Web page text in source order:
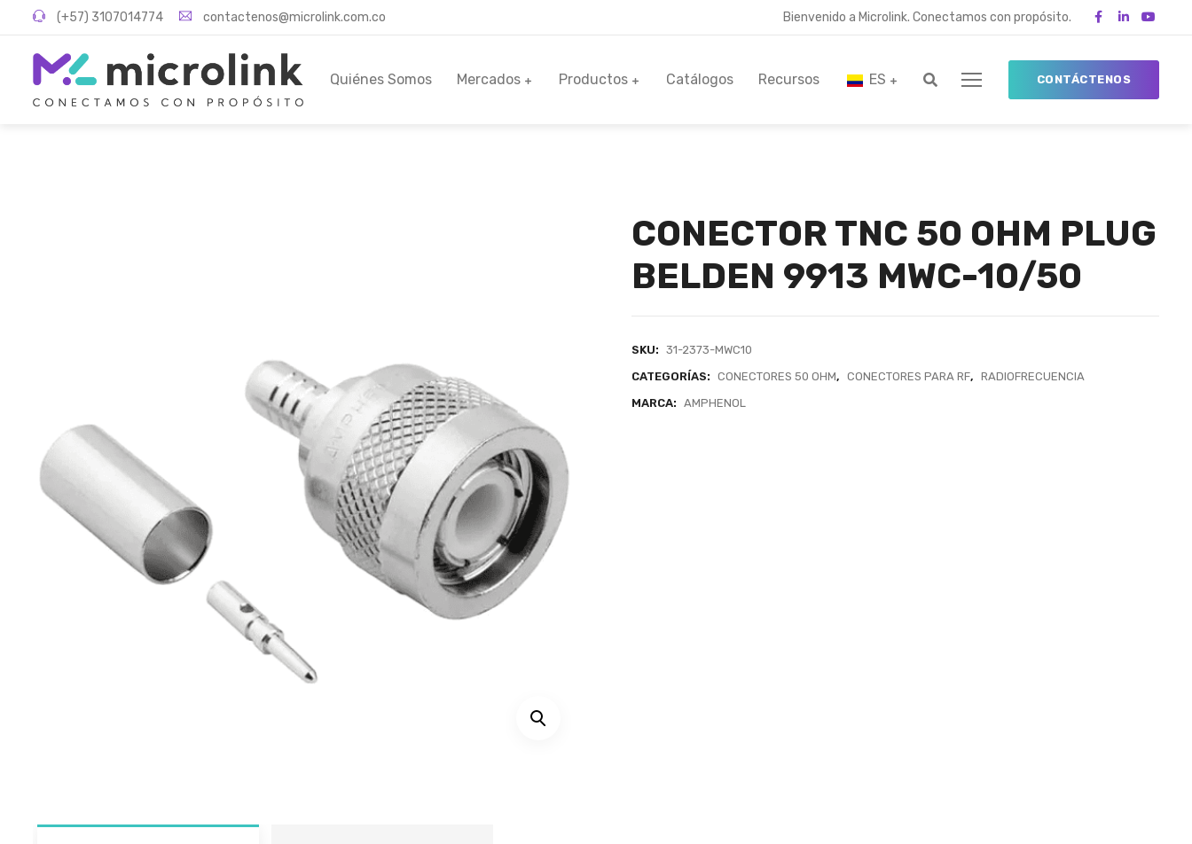
(+57) 3107014774 contactenos@microlink.com.co Bienvenido a Microlink. Conectamos con propósito.
Quiénes Somos Mercados Productos Catálogos Recursos ES CONTÁCTENOS
CONECTOR TNC 50 OHM PLUG
BELDEN 9913 MWC-10/50
SKU: 31-2373-MWC10
CATEGORÍAS: CONECTORES 50 OHM, CONECTORES PARA RF, RADIOFRECUENCIA
MARCA: AMPHENOL